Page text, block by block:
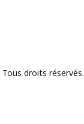
Tous droits réservés.